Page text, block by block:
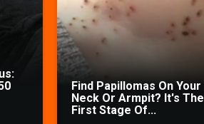
Find Papillomas On Your
Neck Or Armpit? It's The
First Stage Of...